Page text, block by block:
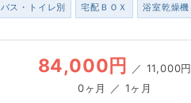
バス・トイレ別 宅配ＢＯＸ 浴室乾燥機
84,000円 ／ 11,000円
0ヶ月 ／ 1ヶ月